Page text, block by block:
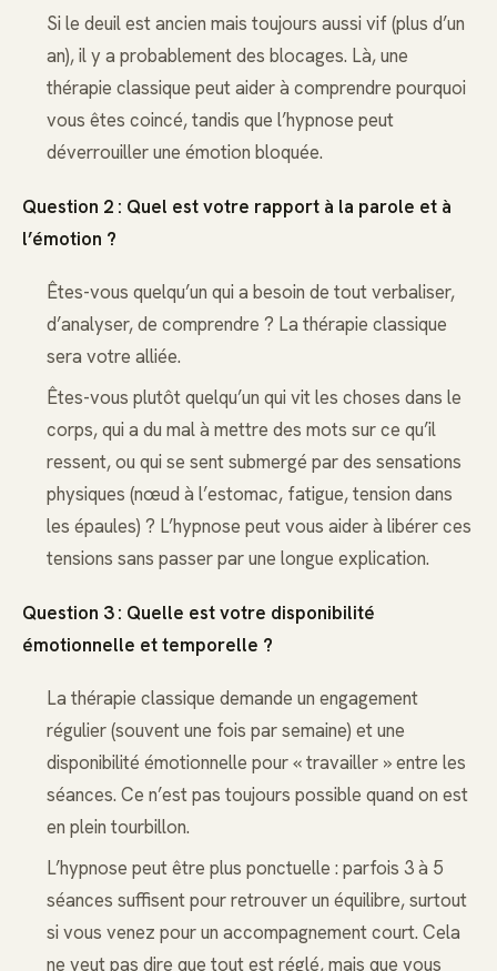
Si le deuil est ancien mais toujours aussi vif (plus d’un
an), il y a probablement des blocages. Là, une
thérapie classique peut aider à comprendre pourquoi
vous êtes coincé, tandis que l’hypnose peut
déverrouiller une émotion bloquée.
Question 2 : Quel est votre rapport à la parole et à
l’émotion ?
Êtes-vous quelqu’un qui a besoin de tout verbaliser,
d’analyser, de comprendre ? La thérapie classique
sera votre alliée.
Êtes-vous plutôt quelqu’un qui vit les choses dans le
corps, qui a du mal à mettre des mots sur ce qu’il
ressent, ou qui se sent submergé par des sensations
physiques (nœud à l’estomac, fatigue, tension dans
les épaules) ? L’hypnose peut vous aider à libérer ces
tensions sans passer par une longue explication.
Question 3 : Quelle est votre disponibilité
émotionnelle et temporelle ?
La thérapie classique demande un engagement
régulier (souvent une fois par semaine) et une
disponibilité émotionnelle pour « travailler » entre les
séances. Ce n’est pas toujours possible quand on est
en plein tourbillon.
L’hypnose peut être plus ponctuelle : parfois 3 à 5
séances suffisent pour retrouver un équilibre, surtout
si vous venez pour un accompagnement court. Cela
ne veut pas dire que tout est réglé, mais que vous